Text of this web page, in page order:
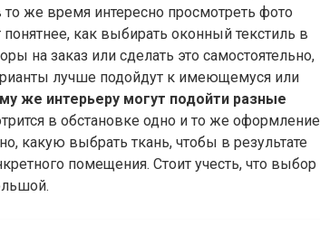
же время интересно просмотреть фото
как выбирать оконный текстиль в
на заказ или сделать это самостоятельно,
лучше подойдут к имеющемуся или
же интерьеру могут подойти разные
в обстановке одно и то же оформление
какую выбрать ткань, чтобы в результате
помещения. Стоит учесть, что выбор